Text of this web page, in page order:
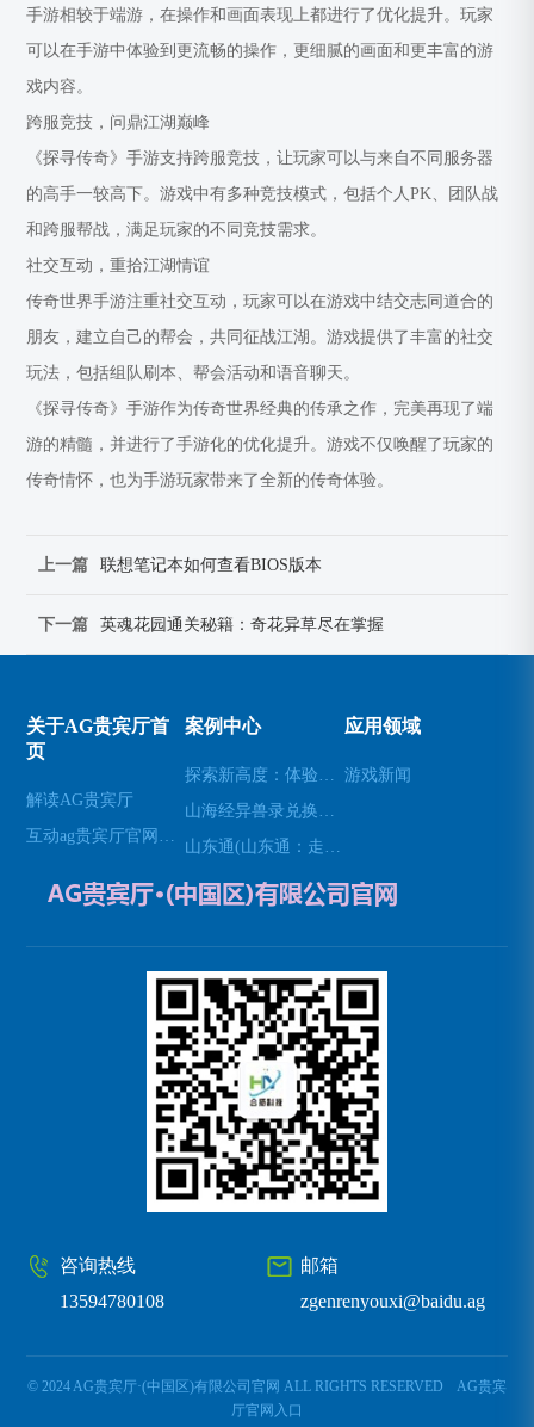
手游相较于端游，在操作和画面表现上都进行了优化提升。玩家
可以在手游中体验到更流畅的操作，更细腻的画面和更丰富的游
戏内容。
跨服竞技，问鼎江湖巅峰
《探寻传奇》手游支持跨服竞技，让玩家可以与来自不同服务器
的高手一较高下。游戏中有多种竞技模式，包括个人PK、团队战
和跨服帮战，满足玩家的不同竞技需求。
社交互动，重拾江湖情谊
传奇世界手游注重社交互动，玩家可以在游戏中结交志同道合的
朋友，建立自己的帮会，共同征战江湖。游戏提供了丰富的社交
玩法，包括组队刷本、帮会活动和语音聊天。
《探寻传奇》手游作为传奇世界经典的传承之作，完美再现了端
游的精髓，并进行了手游化的优化提升。游戏不仅唤醒了玩家的
传奇情怀，也为手游玩家带来了全新的传奇体验。
上一篇 联想笔记本如何查看BIOS版本
下一篇 英魂花园通关秘籍：奇花异草尽在掌握
关于AG贵宾厅首
页
解读AG贵宾厅
案例中心 应用领域
游戏新闻
邮箱
zgenrenyouxi@baidu.ag
咨询热线
13594780108
© 2024 AG贵宾厅·(中国区)有限公司官网 ALL RIGHTS RESERVED AG贵宾
厅官网入口